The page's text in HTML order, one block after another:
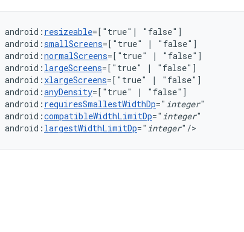
android: resizeable=["true"|
android:smallScreens=["true" |
android:normalScreens=["true" |
android: largeScreens=["true" |
android: xlargeScreens=["true" |
android:anyDensity=["true" |
android: requiresSmallestWidthDp=" integer
android:compatibleWidthLimitDp=" integer
android: largestWidthLimitDp=" integer"/>